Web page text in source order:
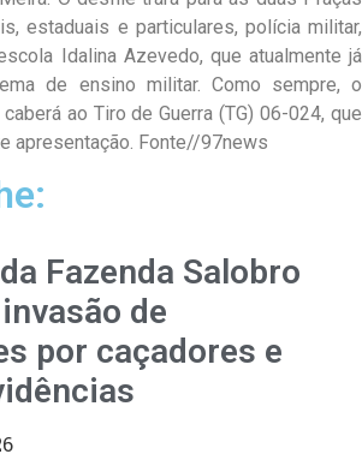
estaduais e particulares, polícia militar,
Idalina Azevedo, que atualmente já
de ensino militar. Como sempre, o
ao Tiro de Guerra (TG) 06-024, que
apresentação. Fonte//97news
Fazenda Salobro
de
por caçadores e